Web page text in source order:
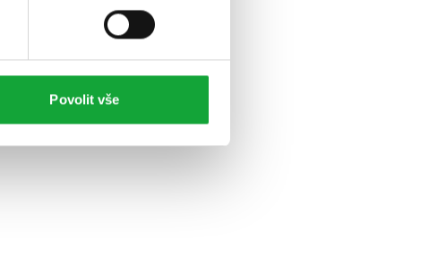
Povolit vše